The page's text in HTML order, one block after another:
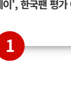
', 한국팬 평가
1